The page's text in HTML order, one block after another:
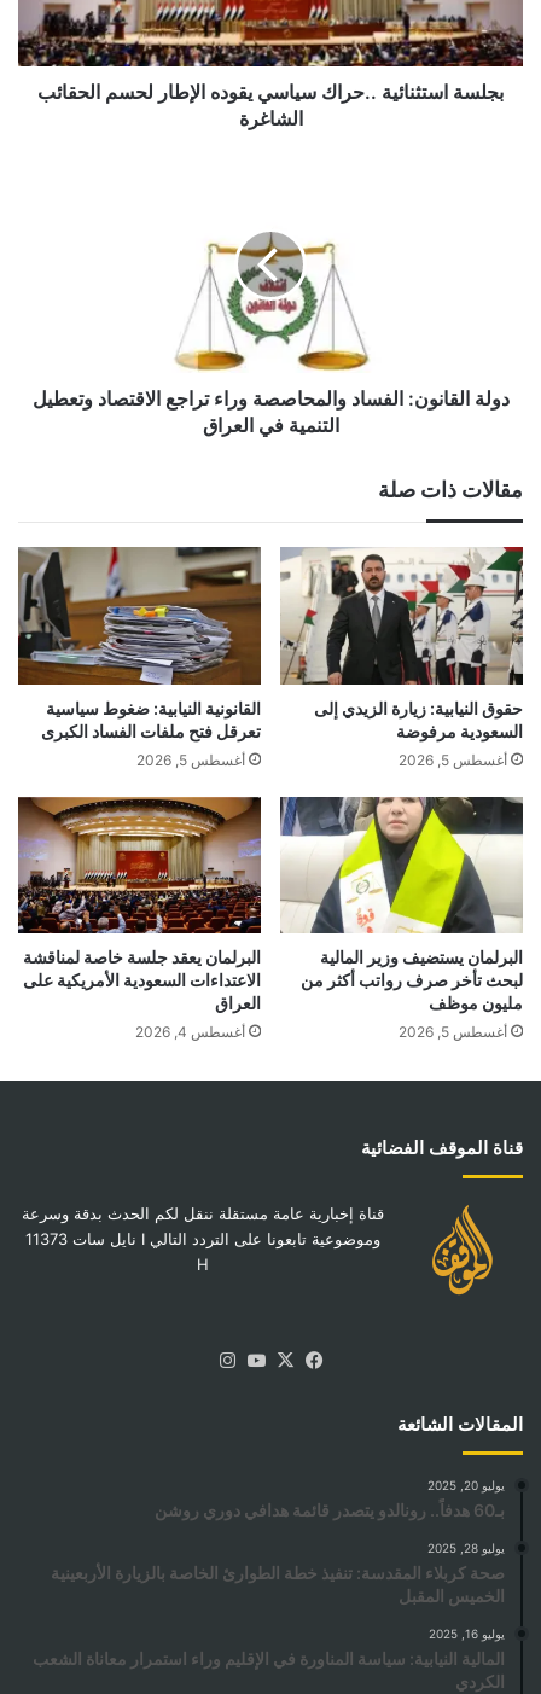
لحسم
الحقائب
الشاغرة
بجلسة استثنائية ..حراك سياسي يقوده الإطار لحسم الحقائب
الشاغرة
فيدولة القانون: الفساد والمحاصصة وراء تراجع الاقتصاد وتعطيل
التنمية في العراق
مقالات ذات صلة
حقوق النيابية: زيارة الزيدي إلى
السعودية مرفوضة
أغسطس 5, 2026
القانونية النيابية: ضغوط سياسية
تعرقل فتح ملفات الفساد الكبرى
أغسطس 5, 2026
البرلمان يستضيف وزير المالية
لبحث تأخر صرف رواتب أكثر من
مليون موظف
أغسطس 5, 2026
البرلمان يعقد جلسة خاصة لمناقشة
الاعتداءات السعودية الأمريكية على
العراق
أغسطس 4, 2026
قناة الموقف الفضائية
قناة إخبارية عامة مستقلة ننقل لكم الحدث بدقة وسرعة
وموضوعية تابعونا على التردد التالي I نايل سات 11373
H
فيسبوك
‫X
‫YouTube
المقالات الشائعة
يوليو 20, 2025
بـ60 هدفاً.. رونالدو يتصدر قائمة هدافي دوري روشن
يوليو 28, 2025
صحة كربلاء المقدسة: تنفيذ خطة الطوارئ الخاصة بالزيارة الأربعينية
الخميس المقبل
يوليو 16, 2025
المالية النيابية: سياسة المناورة في الإقليم وراء استمرار معاناة الشعب
الكردي